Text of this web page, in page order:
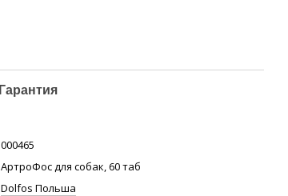
Гарантия
000465
АртроФос для собак, 60 таб
Dolfos Польша